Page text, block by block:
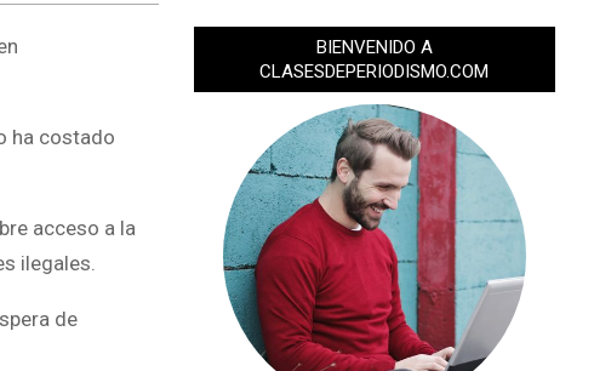
ha costado
acceso a la
ilegales.
de
BIENVENIDO A
CLASESDEPERIODISMO.COM